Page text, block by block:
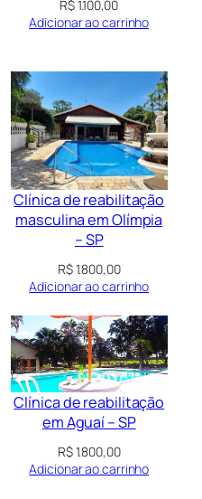
R$1.100,00
Adicionar ao carrinho
Clínica de reabilitação
masculina em Olímpia
– SP
R$1.800,00
Adicionar ao carrinho
Clínica de reabilitação
em Aguaí – SP
R$1.800,00
Adicionar ao carrinho